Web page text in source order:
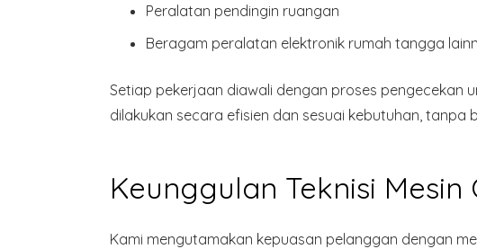
Peralatan pendingin ruangan
Beragam peralatan elektronik rumah tangga
Setiap pekerjaan diawali dengan proses pengecekan
dilakukan secara efisien dan sesuai kebutuhan, tanpa
Keunggulan Teknisi
Kami mengutamakan kepuasan pelanggan dengan